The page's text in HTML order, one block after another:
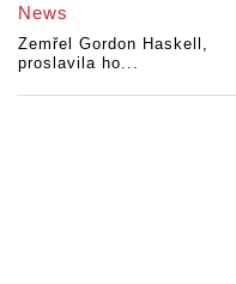
News
Zemřel Gordon Haskell,
proslavila ho...